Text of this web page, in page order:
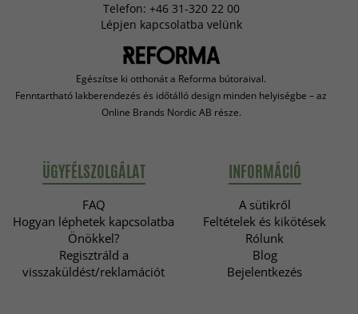
Telefon: +46 31-320 22 00
Lépjen kapcsolatba velünk
Egészítse ki otthonát a Reforma bútoraival.
Fenntartható lakberendezés és időtálló design minden helyiségbe – az
Online Brands Nordic AB része.
ÜGYFÉLSZOLGÁLAT
FAQ
Hogyan léphetek kapcsolatba
Önökkel?
Regisztráld a
visszaküldést/reklamációt
INFORMÁCIÓ
A sütikről
Feltételek és kikötések
Rólunk
Blog
Bejelentkezés